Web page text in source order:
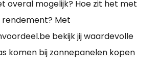
overal mogelijk? Hoe zit het met
Met
bekijk jij waardevolle
komen bij zonnepanelen kopen